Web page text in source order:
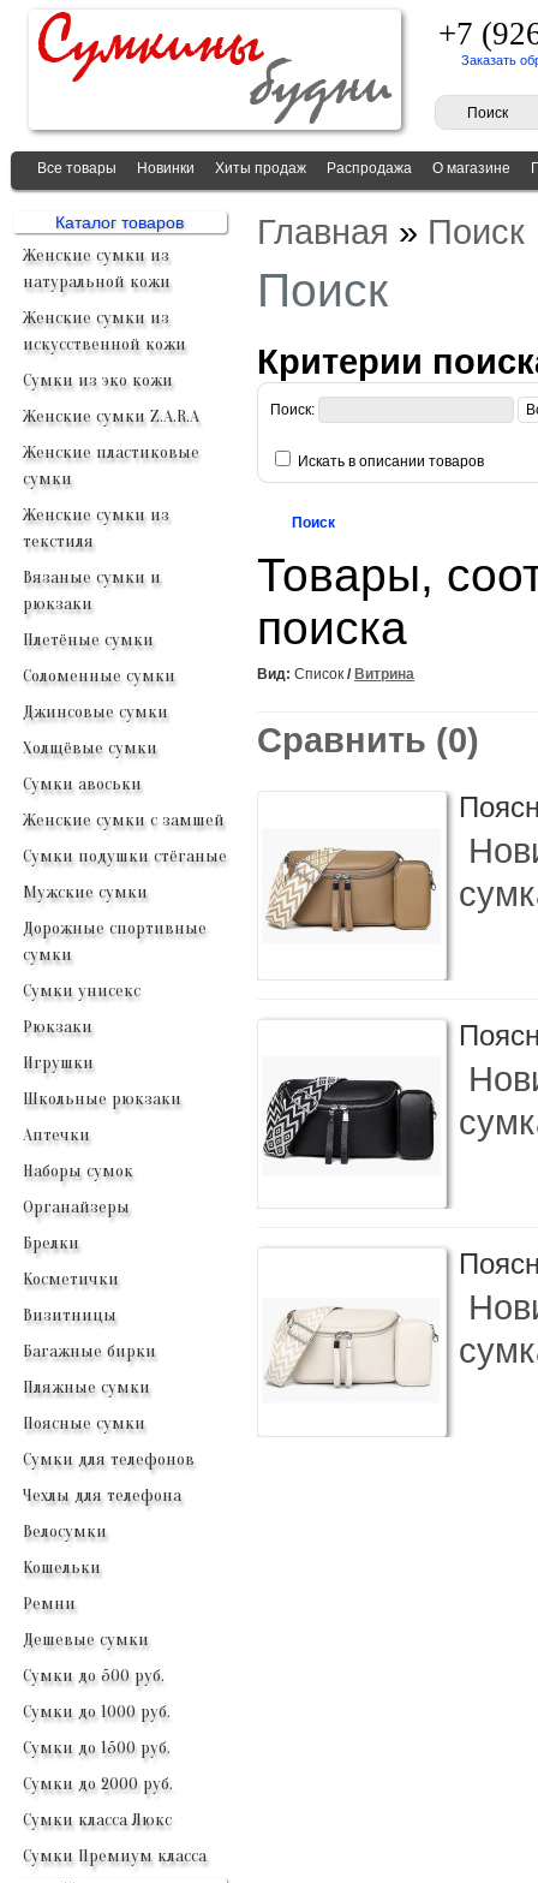
+7
Заказать
Все товары Новинки Хиты продаж Распродажа О магазине
Каталог товаров
Женские сумки из
натуральной кожи
Женские сумки из
искусственной кожи
Сумки из эко кожи
Женские сумки Z.A.R.A
Женские пластиковые
сумки
Женские сумки из
текстиля
Вязаные сумки и
рюкзаки
Плетёные сумки
Соломенные сумки
Джинсовые сумки
Холщёвые сумки
Сумки авоськи
Женские сумки с замшей
Сумки подушки стёганые
Мужские сумки
Дорожные спортивные
сумки
Сумки унисекс
Рюкзаки
Игрушки
Школьные рюкзаки
Аптечки
Наборы сумок
Органайзеры
Брелки
Косметички
Визитницы
Багажные бирки
Пляжные сумки
Поясные сумки
Сумки для телефонов
Чехлы для телефона
Велосумки
Кошельки
Ремни
Дешевые сумки
Сумки до 500 руб.
Сумки до 1000 руб.
Сумки до 1500 руб.
Сумки до 2000 руб.
Сумки класса Люкс
Сумки Премиум класса
Главная » Поиск
Поиск
Критерии
Поиск:
Искать в описании товаров
Товары,
поиска
Вид: Список / Витрина
Сравнить (0)